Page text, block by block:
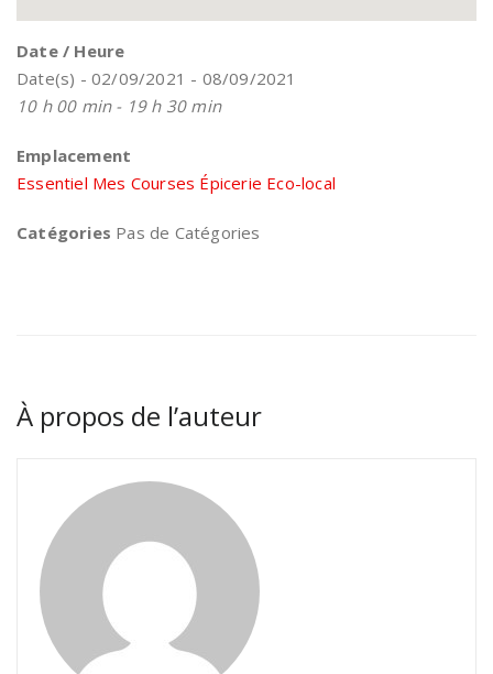
Date / Heure
Date(s) - 02/09/2021 - 08/09/2021
10 h 00 min - 19 h 30 min
Emplacement
Essentiel Mes Courses Épicerie Eco-local
Catégories Pas de Catégories
À propos de l’auteur